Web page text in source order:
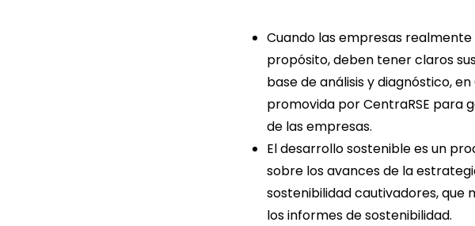
Cuando las empresas
propósito, deben tener claros
base de análisis y diagnóstico,
promovida por CentraRSE para
de las empresas.
El desarrollo sostenible es un
sobre los avances de la
sostenibilidad cautivadores, que
los informes de sostenibilidad.